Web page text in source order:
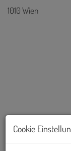
1010 Wien
Cookie